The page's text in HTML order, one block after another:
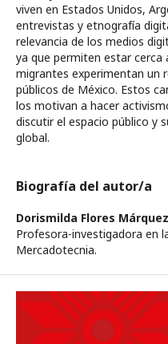
viven en Estados Unidos,
entrevistas y etnografía
relevancia de los medios
ya que permiten estar cerca
migrantes experimentan un
públicos de México. Estos
los motivan a hacer
discutir el espacio público y
global.
Biografía del autor/a
Dorismilda Flores Márquez
Profesora-investigadora en
Mercadotecnia.